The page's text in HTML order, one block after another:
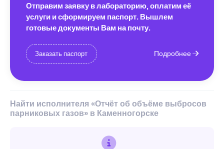
Отправим заявку в лабораторию, оплатим её
услуги и сформируем паспорт. Вышлем
готовые документы Вам на почту.
Заказать паспорт Подробнее
Найти исполнителя «Отчёт об объёме выбросов
парниковых газов» в Каменногорске